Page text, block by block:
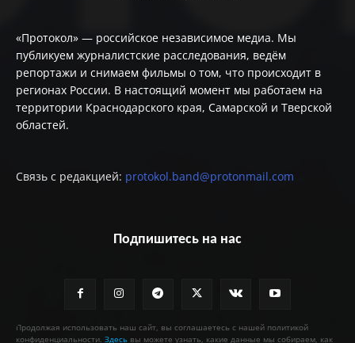
«Протокол» — российское независимое медиа. Мы
публикуем журналистские расследования, ведём
репортажи и снимаем фильмы о том, что происходит в
регионах России. В настоящий момент мы работаем на
территории Краснодарского края, Самарской и Тверской
областей.
Связь с редакцией: protokol.band@protonmail.com
Подпишитесь на нас
Продолжая использовать наш сайт, вы соглашаетесь с нашей политикой
конфиденциальности. Здесь вы можете узнать, какие данные мы собираем, как